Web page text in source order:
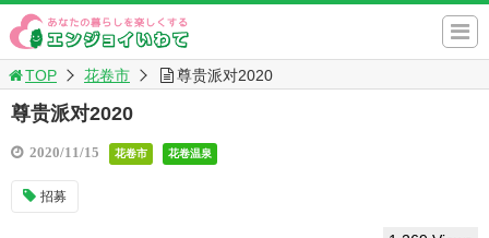
TOP 花卷市 尊贵派对2020
尊贵派对2020
2020/11/15 花卷市 花卷温泉
招募